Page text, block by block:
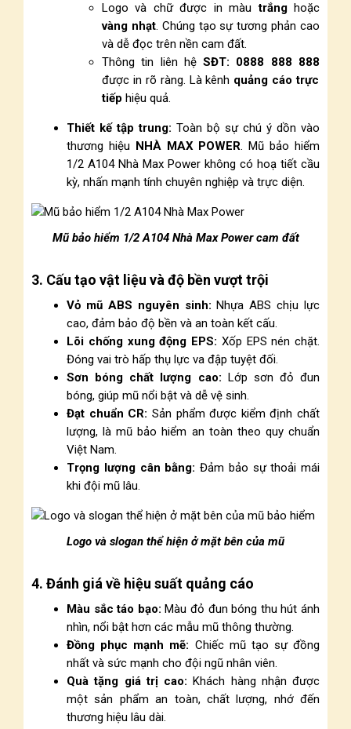
Logo và chữ được in màutrắnghoặc
vàng nhạt. Chúng tạo sự tương phản cao
và dễ đọc trên nền cam đất.
Thông tin liên hệSĐT: 0888 888 888
được in rõ ràng. Là kênh quảng cáo trực
tiếp hiệu quả.
Thiết kế tập trung: Toàn bộ sự chú ý dồn vào
thương hiệu NHÀ MAX POWER. Mũ bảo hiểm
1/2 A104 Nhà Max Power không có hoạ tiết cầu
kỳ, nhấn mạnh tính chuyên nghiệp và trực diện.
Mũ bảo hiểm 1/2 A104 Nhà Max Power cam đất
3. Cấu tạo vật liệu và độ bền vượt trội
Vỏ mũ ABS nguyên sinh: Nhựa ABS chịu lực
cao, đảm bảo độ bền và an toàn kết cấu.
Lõi chống xung động EPS: Xốp EPS nén chặt.
Đóng vai trò hấp thụ lực va đập tuyệt đối.
Sơn bóng chất lượng cao: Lớp sơn đỏ đun
bóng, giúp mũ nổi bật và dễ vệ sinh.
Đạt chuẩn CR: Sản phẩm được kiểm định chất
lượng, là mũ bảo hiểm an toàn theo quy chuẩn
Việt Nam.
Trọng lượng cân bằng: Đảm bảo sự thoải mái
khi đội mũ lâu.
Logo và slogan thể hiện ở mặt bên của mũ
4. Đánh giá về hiệu suất quảng cáo
Màu sắc táo bạo: Màu đỏ đun bóng thu hút ánh
nhìn, nổi bật hơn các mẫu mũ thông thường.
Đồng phục mạnh mẽ: Chiếc mũ tạo sự đồng
nhất và sức mạnh cho đội ngũ nhân viên.
Quà tặng giá trị cao: Khách hàng nhận được
một sản phẩm an toàn, chất lượng, nhớ đến
thương hiệu lâu dài.